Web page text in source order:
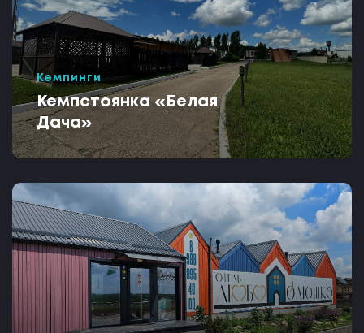
Кемпинги
Кемпстоянка «Белая
Дача»